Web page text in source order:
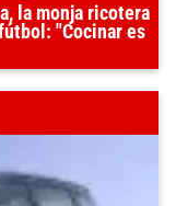
la monja ricotera
"Cocinar es